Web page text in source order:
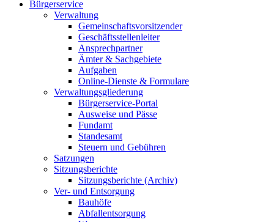
Bürgerservice
Verwaltung
Gemeinschaftsvorsitzender
Geschäftsstellenleiter
Ansprechpartner
Ämter & Sachgebiete
Aufgaben
Online-Dienste & Formulare
Verwaltungsgliederung
Bürgerservice-Portal
Ausweise und Pässe
Fundamt
Standesamt
Steuern und Gebühren
Satzungen
Sitzungsberichte
Sitzungsberichte (Archiv)
Ver- und Entsorgung
Bauhöfe
Abfallentsorgung